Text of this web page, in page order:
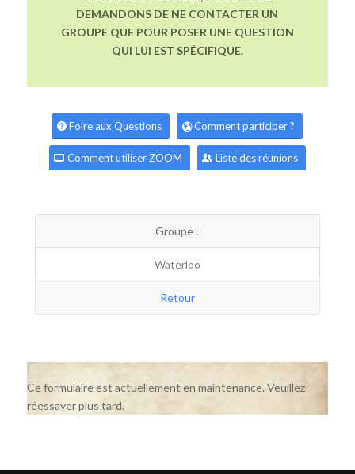
DEMANDONS DE NE CONTACTER UN
GROUPE QUE POUR POSER UNE QUESTION
QUI LUI EST SPÉCIFIQUE.
Foire aux Questions Comment participer ?
Comment utiliser ZOOM Liste des réunions
Groupe :
Waterloo
Retour
Ce formulaire est actuellement en maintenance. Veuillez
réessayer plus tard.